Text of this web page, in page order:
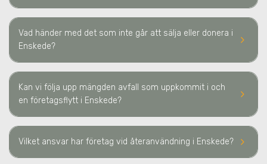
keyboard_arrow_right
Vad händer med det som inte går att sälja eller donera i
Enskede?
keyboard_arrow_right
Kan vi följa upp mängden avfall som uppkommit i och
en företagsflytt i Enskede?
keyboard_arrow_right
Vilket ansvar har företag vid återanvändning i Enskede?